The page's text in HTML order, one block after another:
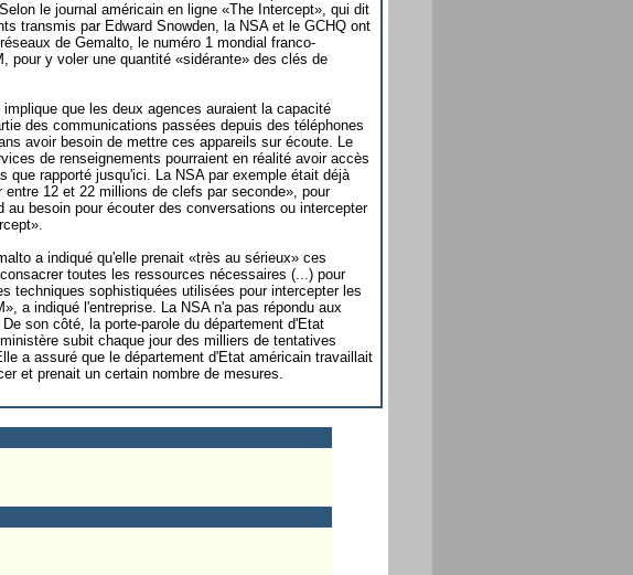
le journal américain en ligne «The Intercept», qui dit
transmis par Edward Snowden, la NSA et le GCHQ ont
de Gemalto, le numéro 1 mondial franco-
pour y voler une quantité «sidérante» des clés de
que les deux agences auraient la capacité
des communications passées depuis des téléphones
avoir besoin de mettre ces appareils sur écoute. Le
de renseignements pourraient en réalité avoir accès
que rapporté jusqu'ici. La NSA par exemple était déjà
entre 12 et 22 millions de clefs par seconde», pour
au besoin pour écouter des conversations ou intercepter
a indiqué qu'elle prenait «très au sérieux» ces
toutes les ressources nécessaires (...) pour
techniques sophistiquées utilisées pour intercepter les
a indiqué l'entreprise. La NSA n'a pas répondu aux
son côté, la porte-parole du département d'Etat
subit chaque jour des milliers de tentatives
a assuré que le département d'Etat américain travaillait
et prenait un certain nombre de mesures.